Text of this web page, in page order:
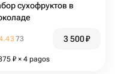
сухофруктов в
73 3 500₽
₽ × 4 pagos